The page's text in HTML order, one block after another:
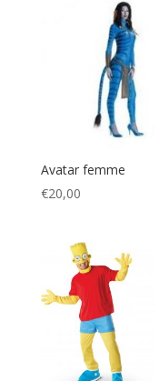
Avatar femme
€20,00